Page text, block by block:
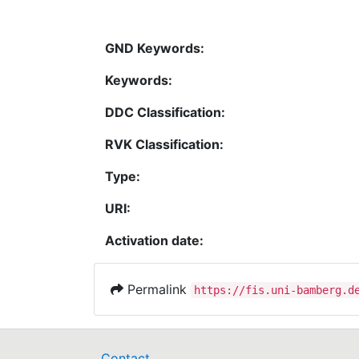
GND Keywords:
Keywords:
DDC Classification:
RVK Classification:
Type:
URI:
Activation date:
Permalink https://fis.uni-